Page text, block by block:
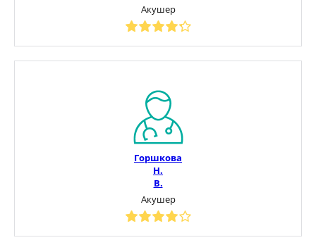
Акушер
Горшкова
Н.
В.
Акушер